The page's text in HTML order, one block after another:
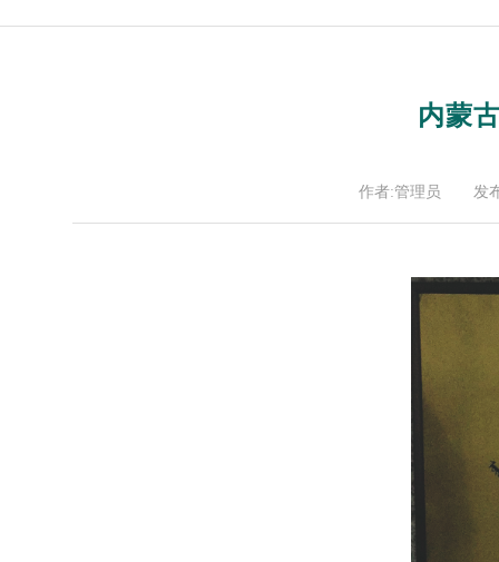
内蒙
作者:管理员 发